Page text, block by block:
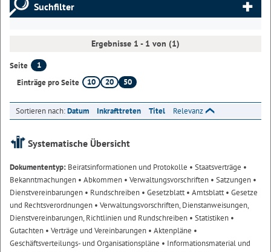
Suchfilter
Ergebnisse 1 - 1 von (1)
Seite
1
Einträge pro Seite
10 20 50
Sortieren nach:Datum Inkrafttreten Titel Relevanz
Systematische Übersicht
Dokumententyp: Beiratsinformationen und Protokolle • Staatsverträge •
Bekanntmachungen • Abkommen • Verwaltungsvorschriften • Satzungen •
Dienstvereinbarungen • Rundschreiben • Gesetzblatt• Amtsblatt• Gesetze
und Rechtsverordnungen • Verwaltungsvorschriften, Dienstanweisungen,
Dienstvereinbarungen, Richtlinien und Rundschreiben • Statistiken •
Gutachten • Verträge und Vereinbarungen • Aktenpläne •
Geschäftsverteilungs- und Organisationspläne • Informationsmaterial und